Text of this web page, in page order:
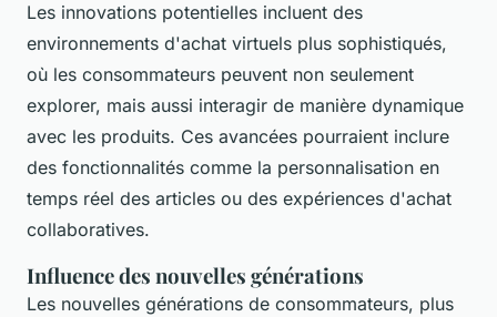
Les innovations potentielles incluent des
environnements d'achat virtuels plus sophistiqués,
où les consommateurs peuvent non seulement
explorer, mais aussi interagir de manière dynamique
avec les produits. Ces avancées pourraient inclure
des fonctionnalités comme la personnalisation en
temps réel des articles ou des expériences d'achat
collaboratives.
Influence des nouvelles générations
Les nouvelles générations de consommateurs, plus